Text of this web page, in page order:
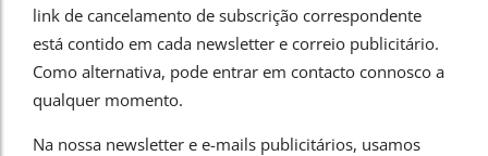
link de cancelamento de subscrição correspondente
está contido em cada newsletter e correio publicitário.
Como alternativa, pode entrar em contacto connosco a
qualquer momento.
Na nossa newsletter e e-mails publicitários, usamos